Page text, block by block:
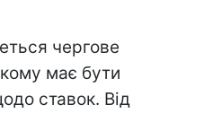
чергове
має бути
ставок. Від